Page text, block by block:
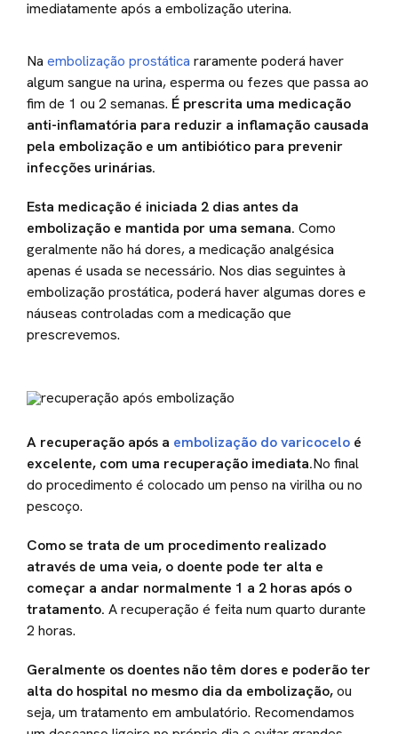
imediatamente após a embolização uterina.
Na embolização prostática raramente poderá haver
algum sangue na urina, esperma ou fezes que passa ao
fim de 1 ou 2 semanas. É prescrita uma medicação
anti-inflamatória para reduzir a inflamação causada
pela embolização e um antibiótico para prevenir
infecções urinárias.
Esta medicação é iniciada 2 dias antes da
embolização e mantida por uma semana. Como
geralmente não há dores, a medicação analgésica
apenas é usada se necessário. Nos dias seguintes à
embolização prostática, poderá haver algumas dores e
náuseas controladas com a medicação que
prescrevemos.
A recuperação após a embolização do varicocelo é
excelente, com uma recuperação imediata.No final
do procedimento é colocado um penso na virilha ou no
pescoço.
Como se trata de um procedimento realizado
através de uma veia, o doente pode ter alta e
começar a andar normalmente 1 a 2 horas após o
tratamento. A recuperação é feita num quarto durante
2 horas.
Geralmente os doentes não têm dores e poderão ter
alta do hospital no mesmo dia da embolização,ou
seja, um tratamento em ambulatório. Recomendamos